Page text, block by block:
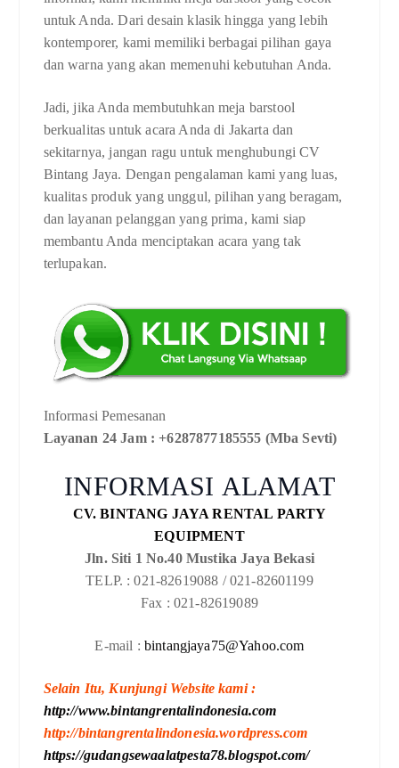
untuk Anda. Dari desain klasik hingga yang lebih
kontemporer, kami memiliki berbagai pilihan gaya
dan warna yang akan memenuhi kebutuhan Anda.
Jadi, jika Anda membutuhkan meja barstool
berkualitas untuk acara Anda di Jakarta dan
sekitarnya, jangan ragu untuk menghubungi CV
Bintang Jaya. Dengan pengalaman kami yang luas,
kualitas produk yang unggul, pilihan yang beragam,
dan layanan pelanggan yang prima, kami siap
membantu Anda menciptakan acara yang tak
terlupakan.
Informasi Pemesanan
Layanan 24 Jam : +6287877185555 (Mba Sevti)
INFORMASI ALAMAT
CV. BINTANG JAYA RENTAL PARTY
EQUIPMENT
Jln. Siti 1 No.40 Mustika Jaya Bekasi
TELP. : 021-82619088 / 021-82601199
Fax : 021-82619089
E-mail : bintangjaya75@Yahoo.com
Selain Itu, Kunjungi Website kami :
http://www.bintangrentalindonesia.com
http://bintangrentalindonesia.wordpress.com
https://gudangsewaalatpesta78.blogspot.com/